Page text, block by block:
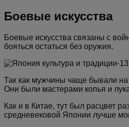
Боевые искусства
Боевые искусства связаны с
бояться остаться без оружия.
Так как мужчины чаще бывали
Они были мастерами копья и
Как и в Китае, тут был расцвет
средневековой Японии лучше